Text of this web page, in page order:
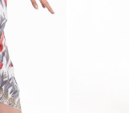
Yağmurluk